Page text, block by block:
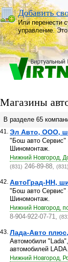
Добавить
Или перенести
управление.
Магазины
В разделе 65
41. Эл Авто, ООО,
"Бош авто
Шиномонтаж.
Нижний Новгород,
(831) 246-89-88, (831)
42. АвтоГрад-НН,
"Бош авто
Шиномонтаж.
Нижний Новгород,
8-904-922-07-71,
43. Лада-Авто
Автомобили
автомобилей
Нижний Новгород,